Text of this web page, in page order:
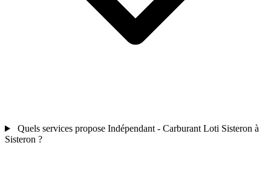
Quels services propose Indépendant - Carburant Loti Sisteron à
Sisteron ?